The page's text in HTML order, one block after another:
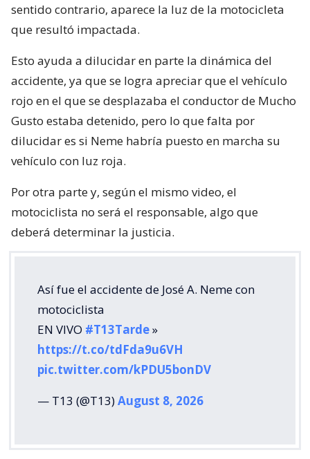
sentido contrario, aparece la luz de la motocicleta
que resultó impactada.
Esto ayuda a dilucidar en parte la dinámica del
accidente, ya que se logra apreciar que el vehículo
rojo en el que se desplazaba el conductor de Mucho
Gusto estaba detenido, pero lo que falta por
dilucidar es si Neme habría puesto en marcha su
vehículo con luz roja.
Por otra parte y, según el mismo video, el
motociclista no será el responsable, algo que
deberá determinar la justicia.
Así fue el accidente de José A. Neme con
motociclista
EN VIVO #T13Tarde»
https://t.co/tdFda9u6VH
pic.twitter.com/kPDU5bonDV
— T13 (@T13)August 8, 2026